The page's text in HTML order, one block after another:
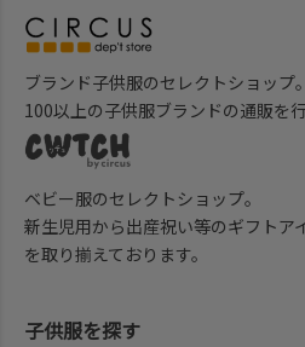
ブランド子供服のセレクトショップ。
100以上の子供服ブランドの通販を行
ベビー服のセレクトショップ。
新生児用から出産祝い等のギフトア
を取り揃えております。
子供服を探す